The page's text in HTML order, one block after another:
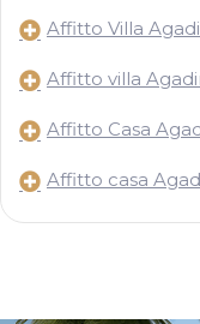
Affitto Villa
Affitto villa
Affitto Casa
Affitto casa